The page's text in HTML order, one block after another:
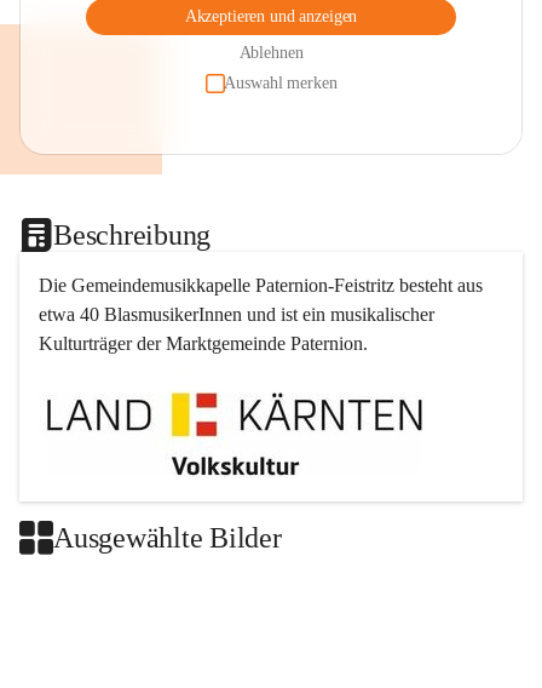
Akzeptieren und anzeigen
Ablehnen
Auswahl merken
Beschreibung
Die Gemeindemusikkapelle Paternion-Feistritz besteht aus
etwa 40 BlasmusikerInnen und ist ein musikalischer
Kulturträger der Marktgemeinde Paternion.
Ausgewählte Bilder